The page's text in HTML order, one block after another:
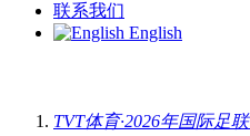
联系我们
English
TVT体育·2026年国际足